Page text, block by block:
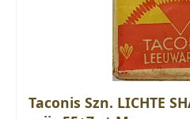
Taconis Szn. LICHTE